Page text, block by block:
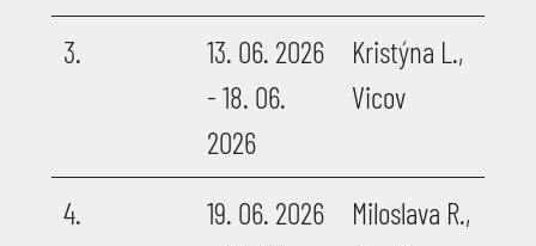
3.
13. 06. 2026
- 18. 06.
2026
Kristýna L.,
Vicov
4.
19. 06. 2026
Miloslava R.,